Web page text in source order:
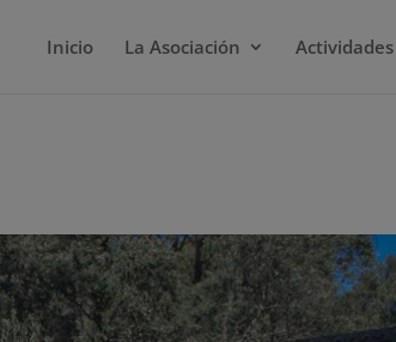
Inicio La Asociación Actividades